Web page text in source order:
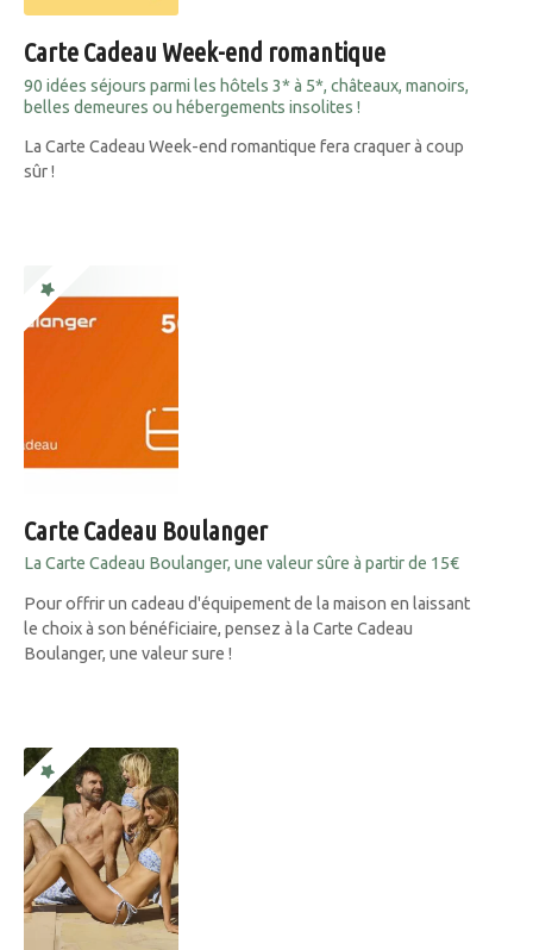
Carte Cadeau Week-end romantique
90 idées séjours parmi les hôtels 3* à 5*, châteaux, manoirs,
belles demeures ou hébergements insolites !
La Carte Cadeau Week-end romantique fera craquer à coup
sûr !
Carte Cadeau Boulanger
La Carte Cadeau Boulanger, une valeur sûre à partir de 15€
Pour offrir un cadeau d'équipement de la maison en laissant
le choix à son bénéficiaire, pensez à la Carte Cadeau
Boulanger, une valeur sure !